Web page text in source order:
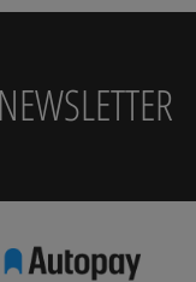
NEWSLETTER